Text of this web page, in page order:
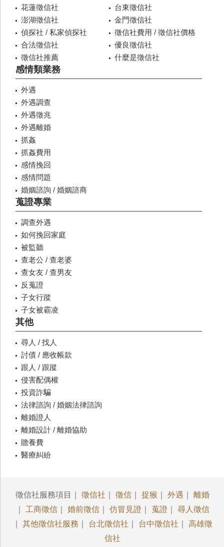
花蓮徵信社
台東徵信社
澎湖徵信社
金門徵信社
偵探社 / 私家偵探社
徵信社費用 / 徵信社價格
合法徵信社
優良徵信社
徵信社推薦
什麼是徵信社
感情類業務
外遇
外遇調查
外遇徵兆
外遇離婚
抓姦
抓姦費用
感情挽回
感情問題
婚姻諮詢 / 婚姻諮商
蒐證專業
調查外遇
如何挽回家庭
被監聽
查老公 / 查老婆
查女友 / 查男友
反蒐證
子女行蹤
子女被霸凌
其他
尋人 / 找人
討債 / 應收帳款
跟人 / 跟蹤
侵害配偶權
投資詐騙
法律諮詢 / 婚姻法律諮詢
離婚證人
離婚設計 / 離婚協助
贍養費
醫療糾紛
徵信社服務項目｜ 徵信社 徵信 捉猴 外遇
離婚
工商徵信 婚前徵信 仿冒見證 蒐證
尋人徵信
其他徵信社服務 台北徵信社 台中徵信社
高雄徵
信社